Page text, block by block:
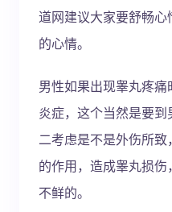
道网建议大家要舒畅
的心情。
男性如果出现睾丸疼
炎症，这个当然是要
二考虑是不是外伤所
的作用，造成睾丸损
不鲜的。